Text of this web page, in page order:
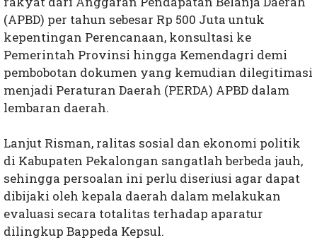
(APBD) per tahun sebesar Rp 500 Juta untuk
kepentingan Perencanaan, konsultasi ke
Pemerintah Provinsi hingga Kemendagri demi
pembobotan dokumen yang kemudian dilegitimasi
menjadi Peraturan Daerah (PERDA) APBD dalam
lembaran daerah.
Lanjut Risman, ralitas sosial dan ekonomi politik
di Kabupaten Pekalongan sangatlah berbeda jauh,
sehingga persoalan ini perlu diseriusi agar dapat
dibijaki oleh kepala daerah dalam melakukan
evaluasi secara totalitas terhadap aparatur
dilingkup Bappeda Kepsul.